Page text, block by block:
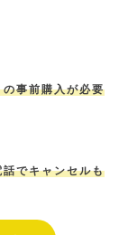
事前購入が必要
話でキャンセルも